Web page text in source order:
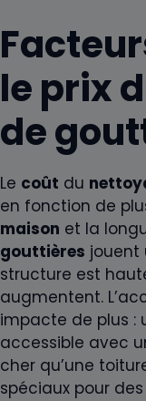
le prix
de
Le coût du
en fonction de
maison et la
gouttières jouent
structure est
augmentent.
impacte de plus :
accessible avec
cher qu’une
spéciaux pour